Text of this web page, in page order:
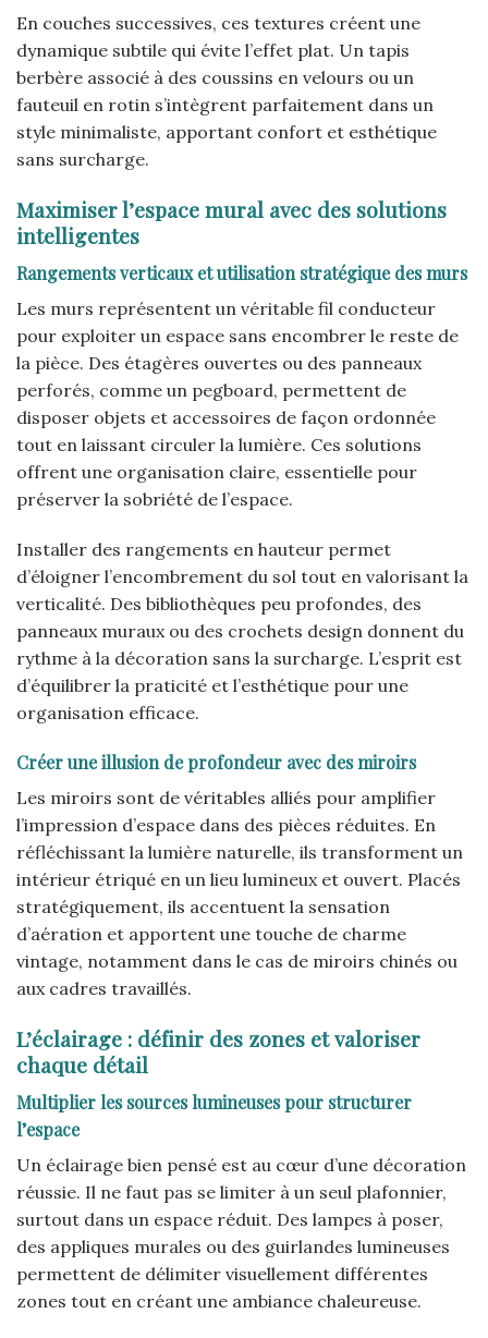
En couches successives, ces textures créent une
dynamique subtile qui évite l’effet plat. Un tapis
berbère associé à des coussins en velours ou un
fauteuil en rotin s’intègrent parfaitement dans un
style minimaliste, apportant confort et esthétique
sans surcharge.
Maximiser l’espace mural avec des solutions
intelligentes
Rangements verticaux et utilisation stratégique des murs
Les murs représentent un véritable fil conducteur
pour exploiter un espace sans encombrer le reste de
la pièce. Des étagères ouvertes ou des panneaux
perforés, comme un pegboard, permettent de
disposer objets et accessoires de façon ordonnée
tout en laissant circuler la lumière. Ces solutions
offrent une organisation claire, essentielle pour
préserver la sobriété de l’espace.
Installer des rangements en hauteur permet
d’éloigner l’encombrement du sol tout en valorisant la
verticalité. Des bibliothèques peu profondes, des
panneaux muraux ou des crochets design donnent du
rythme à la décoration sans la surcharge. L’esprit est
d’équilibrer la praticité et l’esthétique pour une
organisation efficace.
Créer une illusion de profondeur avec des miroirs
Les miroirs sont de véritables alliés pour amplifier
l’impression d’espace dans des pièces réduites. En
réfléchissant la lumière naturelle, ils transforment un
intérieur étriqué en un lieu lumineux et ouvert. Placés
stratégiquement, ils accentuent la sensation
d’aération et apportent une touche de charme
vintage, notamment dans le cas de miroirs chinés ou
aux cadres travaillés.
L’éclairage : définir des zones et valoriser
chaque détail
Multiplier les sources lumineuses pour structurer
l’espace
Un éclairage bien pensé est au cœur d’une décoration
réussie. Il ne faut pas se limiter à un seul plafonnier,
surtout dans un espace réduit. Des lampes à poser,
des appliques murales ou des guirlandes lumineuses
permettent de délimiter visuellement différentes
zones tout en créant une ambiance chaleureuse.